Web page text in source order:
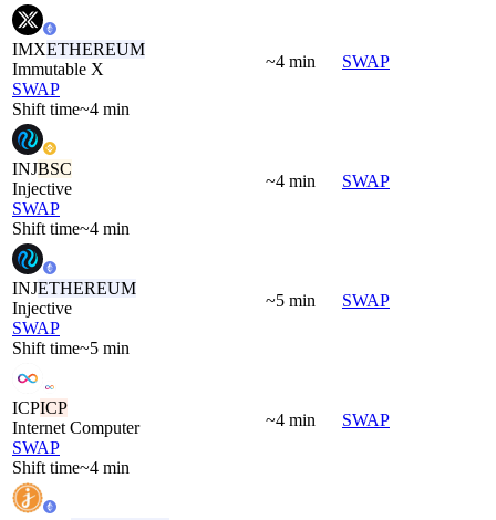
IMXETHEREUM
Immutable X
SWAP
Shift time~4 min
~4 min SWAP
INJBSC
Injective
SWAP
Shift time~4 min
~4 min SWAP
INJETHEREUM
Injective
SWAP
Shift time~5 min
~5 min SWAP
ICPICP
Internet Computer
SWAP
Shift time~4 min
~4 min SWAP